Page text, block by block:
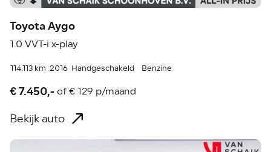
Toyota Aygo
1.0 VVT-i x-play
114.113 km 2016 Handgeschakeld Benzine
€ 7.450,- of€ 129 p/maand
Bekijk auto